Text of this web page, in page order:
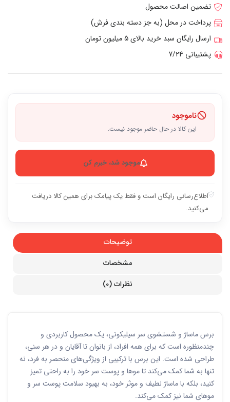
تضمین اصالت محصول
پرداخت در محل (به جز دسته بندی فرش)
ارسال رایگان سبد خرید بالای 5 میلیون تومان
پشتیبانی 7/24
ناموجود
این کالا در حال حاضر موجود نیست.
موجود شد، خبرم کن
اطلاع‌رسانی رایگان است و فقط یک پیامک برای همین کالا دریافت
می‌کنید.
توضیحات
مشخصات
نظرات (0)
برس ماساژ و شستشوی سر سیلیکونی، یک محصول کاربردی و
چندمنظوره است که برای همه افراد، از بانوان تا آقایان و در هر سنی،
طراحی شده است. این برس با ترکیبی از ویژگی‌های منحصر به فرد، نه
تنها به شما کمک می‌کند تا موها و پوست سر خود را به راحتی تمیز
کنید، بلکه با ماساژ لطیف و موثر خود، به بهبود سلامت پوست سر و
موهای شما نیز کمک می‌کند.